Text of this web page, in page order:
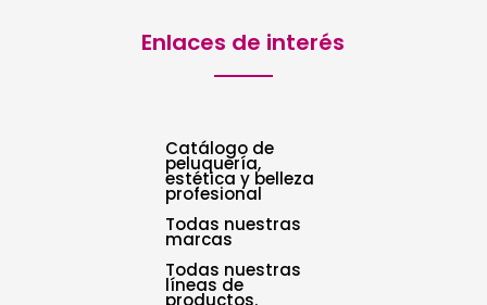
Enlaces de interés
Catálogo de
peluquería,
estética y belleza
profesional
Todas nuestras
marcas
Todas nuestras
líneas de
productos.